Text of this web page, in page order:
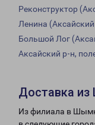
Реконструктор
Ленина
Большой Лог
Аксайский р-н,
Доставка
Из филиала в